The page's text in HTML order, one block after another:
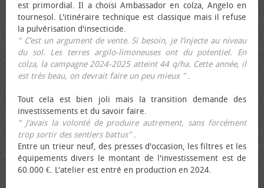
est primordial. Il a choisi Ambassador en colza, Angelo en
tournesol. L'itinéraire technique est classique mais il refuse
la pulvérisation d'insecticide.
" C’est un argument de vente. Si besoin, je l’injecte au niveau
du sol. Les terres argilo-limoneuses ont du potentiel. En
colza, la campagne 2024-2025 atteint 44 q/ha. Cette année, il
est très beau, on devrait faire un peu mieux ".
Tout cela est bien joli mais la transition demande des
investissements et du savoir faire.
" J’avais la volonté de produire autrement, sans forcément
trop sortir des sentiers battus".
Entre un trieur neuf, des presses d'occasion, les filtres et les
équipements divers le montant de l'investissement est de
60.000 €. L'atelier est entré en production en 2024.